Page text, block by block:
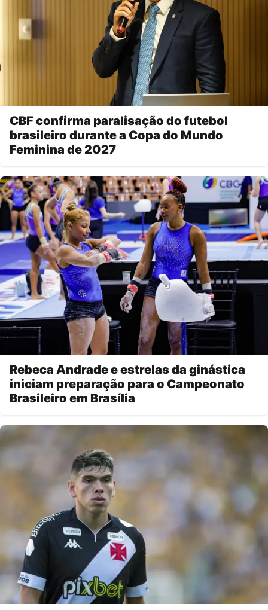
CBF confirma paralisação do futebol
brasileiro durante a Copa do Mundo
Feminina de 2027
Rebeca Andrade e estrelas da ginástica
iniciam preparação para o Campeonato
Brasileiro em Brasília